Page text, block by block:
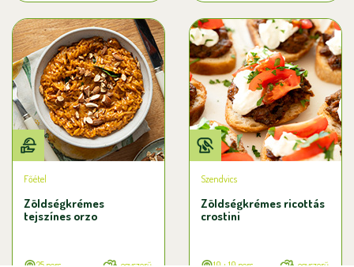
Főétel
Zöldségkrémes
tejszínes orzo
Szendvics
Zöldségkrémes ricottás
crostini